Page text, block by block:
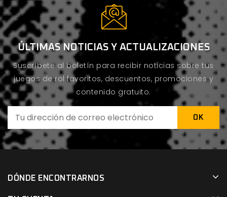
ÚLTIMAS NOTICIAS Y ACTUALIZACIONES
Suscríbete al boletín para recibir noticias sobre tus
juegos de rol favoritos, descuentos, promociones y
contenido gratuito.
DÓNDE ENCONTRARNOS